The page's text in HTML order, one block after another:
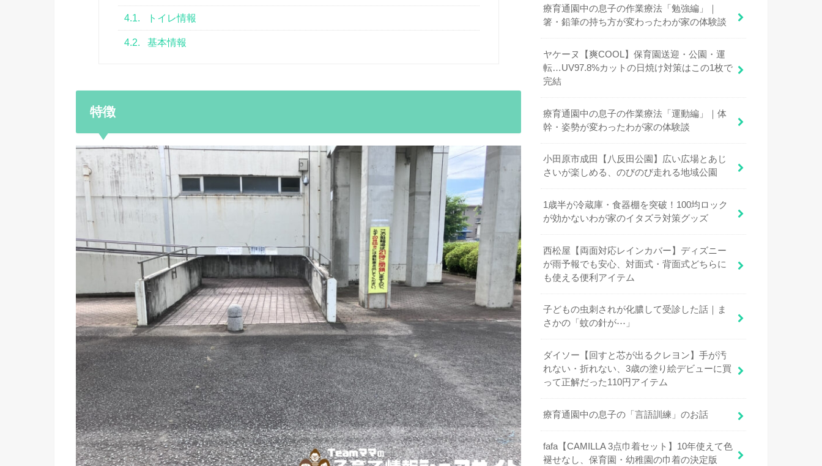
4.1. トイレ情報
4.2. 基本情報
特徴
療育通園中の息子の作業療法「勉強編」｜
箸・鉛筆の持ち方が変わったわが家の体験談
ヤケーヌ【爽COOL】保育園送迎・公園・運
転…UV97.8%カットの日焼け対策はこの1枚で
完結
療育通園中の息子の作業療法「運動編」｜体
幹・姿勢が変わったわが家の体験談
小田原市成田【八反田公園】広い広場とあじ
さいが楽しめる、のびのび走れる地域公園
1歳半が冷蔵庫・食器棚を突破！100均ロック
が効かないわが家のイタズラ対策グッズ
西松屋【両面対応レインカバー】ディズニー
が雨予報でも安心、対面式・背面式どちらに
も使える便利アイテム
子どもの虫刺されが化膿して受診した話｜ま
さかの「蚊の針が⋯」
ダイソー【回すと芯が出るクレヨン】手が汚
れない・折れない、3歳の塗り絵デビューに買
って正解だった110円アイテム
療育通園中の息子の「言語訓練」のお話
fafa【CAMILLA 3点巾着セット】10年使えて色
褪せなし、保育園・幼稚園の巾着の決定版